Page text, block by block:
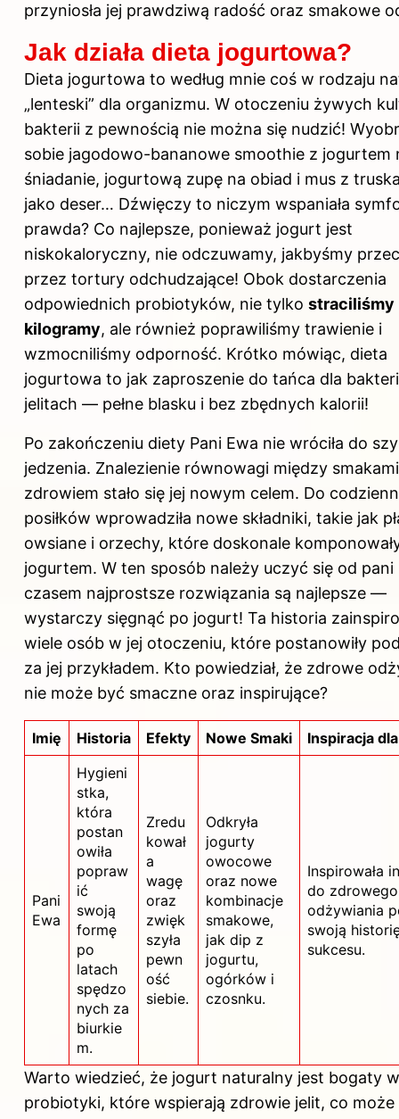
przyniosła jej prawdziwą radość oraz smakowe
Jak działa dieta jogurtowa?
Dieta jogurtowa to według mnie coś w rodzaju
„lenteski” dla organizmu. W otoczeniu żywych
bakterii z pewnością nie można się nudzić!
sobie jagodowo-bananowe smoothie z jogurtem
śniadanie, jogurtową zupę na obiad i mus z
jako deser… Dźwięczy to niczym wspaniała
prawda? Co najlepsze, ponieważ jogurt jest
niskokaloryczny, nie odczuwamy, jakbyśmy
przez tortury odchudzające! Obok dostarczenia
odpowiednich probiotyków, nie tylko straciliśmy
kilogramy, ale również poprawiliśmy trawienie i
wzmocniliśmy odporność. Krótko mówiąc, dieta
jogurtowa to jak zaproszenie do tańca dla
jelitach — pełne blasku i bez zbędnych kalorii!
Po zakończeniu diety Pani Ewa nie wróciła do
jedzenia. Znalezienie równowagi między
zdrowiem stało się jej nowym celem. Do
posiłków wprowadziła nowe składniki, takie jak
owsiane i orzechy, które doskonale
jogurtem. W ten sposób należy uczyć się od pani
czasem najprostsze rozwiązania są najlepsze —
wystarczy sięgnąć po jogurt! Ta historia
wiele osób w jej otoczeniu, które postanowiły
za jej przykładem. Kto powiedział, że zdrowe
nie może być smaczne oraz inspirujące?
Imię Historia Efekty Nowe Smaki Inspiracja
Pani
Ewa
Hygieni
stka,
która
postan
owiła
popraw
ić
swoją
formę
po
latach
spędzo
nych za
biurkie
m.
Zredu
kował
a
wagę
oraz
zwięk
szyła
pewn
ość
siebie.
Odkryła
jogurty
owocowe
oraz nowe
kombinacje
smakowe,
jak dip z
jogurtu,
ogórków i
czosnku.
Inspirowała
do zdrowego
odżywiania
swoją
sukcesu.
Warto wiedzieć, że jogurt naturalny jest bogaty w
probiotyki, które wspierają zdrowie jelit, co może